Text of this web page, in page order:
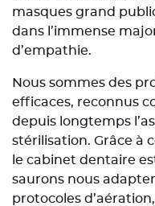
masques grand
dans l’immense
d’empathie.
Nous sommes des
efficaces, reconnus
depuis longtemps
stérilisation. Grâce à
le cabinet dentaire
saurons nous
protocoles